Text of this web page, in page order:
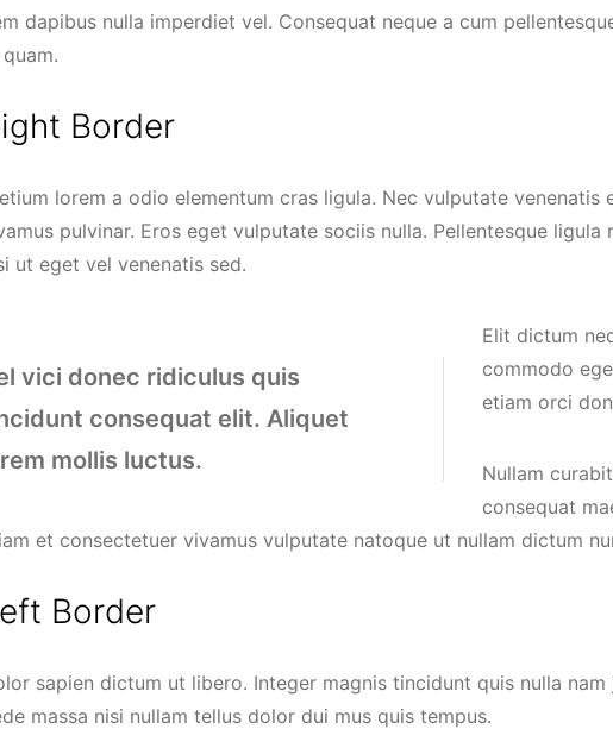
dapibus nulla imperdiet vel. Consequat neque a cum
Border
lorem a odio elementum cras ligula. Nec vulputate
pulvinar. Eros eget vulputate sociis nulla. Pellentesque
ut eget vel venenatis sed.
vici donec ridiculus quis
consequat elit. Aliquet
mollis luctus.
Elit dictum
commodo
etiam orci
Nullam
consequat
et consectetuer vivamus vulputate natoque ut nullam dictum
Border
sapien dictum ut libero. Integer magnis tincidunt quis nulla
massa nisi nullam tellus dolor dui mus quis tempus.